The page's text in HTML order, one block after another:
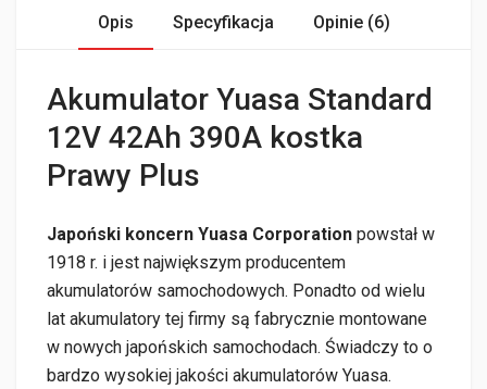
Opis Specyfikacja Opinie (6)
Akumulator Yuasa Standard
12V 42Ah 390A kostka
Prawy Plus
Japoński koncern Yuasa Corporation powstał w
1918 r. i jest największym producentem
akumulatorów samochodowych. Ponadto od wielu
lat akumulatory tej firmy są fabrycznie montowane
w nowych japońskich samochodach. Świadczy to o
bardzo wysokiej jakości akumulatorów Yuasa.